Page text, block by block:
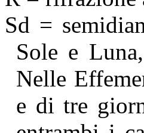
Sd =
Sole e
Nelle
e di tre